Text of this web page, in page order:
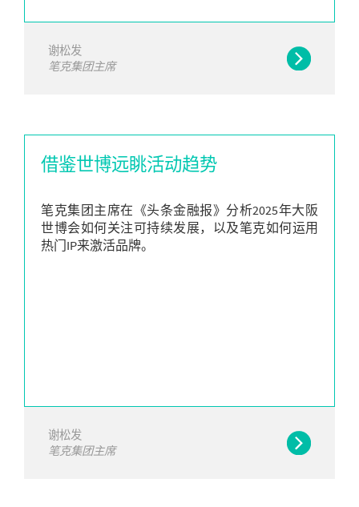
谢松发
笔克集团主席
借鉴世博远眺活动趋势
笔克集团主席在《头条金融报》分析2025年大阪
世博会如何关注可持续发展，以及笔克如何运用
热门IP来激活品牌。
谢松发
笔克集团主席